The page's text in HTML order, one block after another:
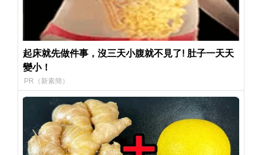
起床就先做件事，沒三天小腹就不見了! 肚子一天天
變小！
PR（新素簡）